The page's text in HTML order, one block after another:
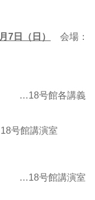
月 7 日（日）
会場：
…18号館各講義
18号館講演室
…18号館講演室